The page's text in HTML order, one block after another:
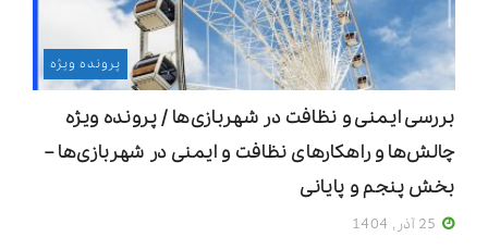
پرونده ویژه
بررسی ایمنی و نظافت در شهربازی‌ها / پرونده ویژه
چالش‌ها و راهکارهای نظافت و ایمنی در شهربازی‌ها –
بخش پنجم و پایانی